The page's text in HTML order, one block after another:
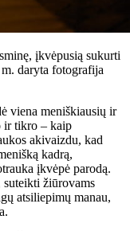
įkvėpusią sukurti
daryta fotografija
viena meniškiausių ir
ir tikro – kaip
akivaizdu, kad
kadrą,
įkvėpė parodą.
suteikti žiūrovams
atsiliepimų manau,